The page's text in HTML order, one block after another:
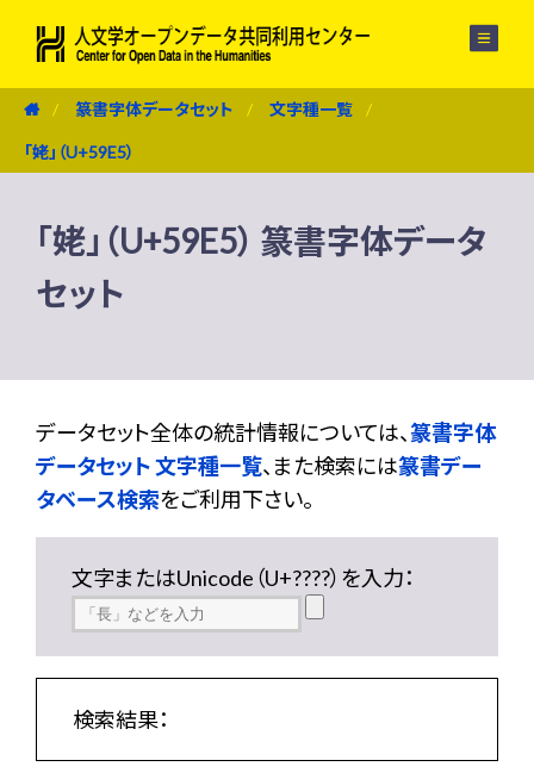
篆書字体データセット 文字種一覧
「姥」（U+59E5）
「姥」（U+59E5） 篆書字体データ
セット
データセット全体の統計情報については、篆書字体
データセット 文字種一覧、また検索には篆書デー
タベース検索をご利用下さい。
文字またはUnicode（U+????）を入力：
検索結果：